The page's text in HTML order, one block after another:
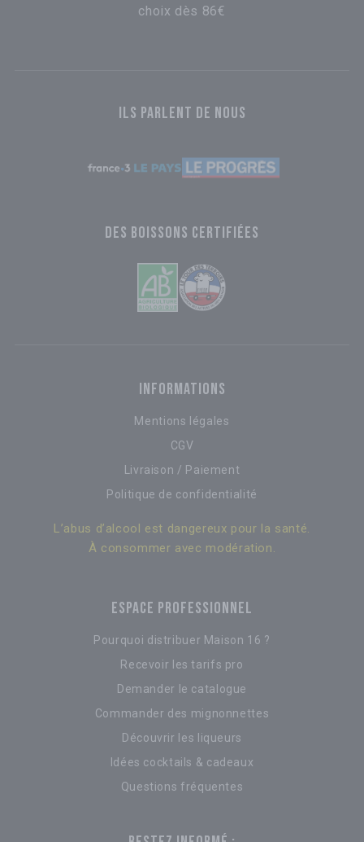
choix dès 86€
ILS PARLENT DE NOUS
DES BOISSONS CERTIFIÉES
INFORMATIONS
Mentions légales
CGV
Livraison / Paiement
Politique de confidentialité
L’abus d’alcool est dangereux pour la santé.
À consommer avec modération.
ESPACE PROFESSIONNEL
Pourquoi distribuer Maison 16 ?
Recevoir les tarifs pro
Demander le catalogue
Commander des mignonnettes
Découvrir les liqueurs
Idées cocktails & cadeaux
Questions fréquentes